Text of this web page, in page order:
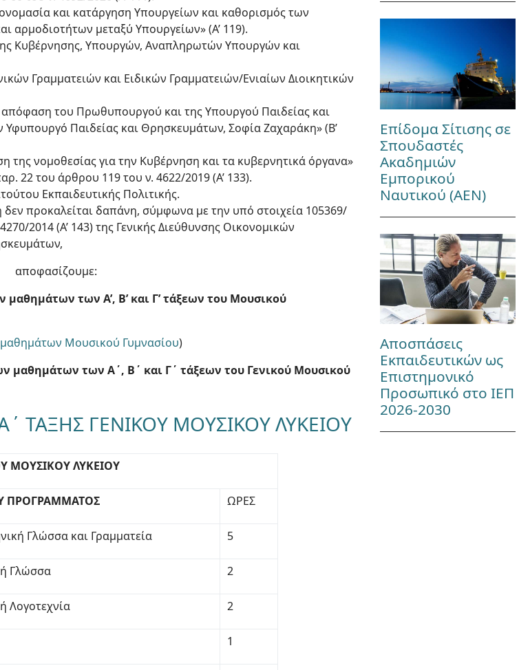
και κατάργηση Υπουργείων και καθορισμός των
μεταξύ Υπουργείων» (Α’ 119).
Κυβέρνησης, Υπουργών, Αναπληρωτών Υπουργών και
Γραμματειών και Ειδικών Γραμματειών/Ενιαίων Διοικητικών
απόφαση του Πρωθυπουργού και της Υπουργού Παιδείας και
Παιδείας και Θρησκευμάτων, Σοφία Ζαχαράκη» (Β’
νομοθεσίας για την Κυβέρνηση και τα κυβερνητικά όργανα»
22 του άρθρου 119 του ν. 4622/2019 (Α’ 133).
Εκπαιδευτικής Πολιτικής.
προκαλείται δαπάνη, σύμφωνα με την υπό στοιχεία 105369/
2014 (Α’ 143) της Γενικής Διεύθυνσης Οικονομικών
αποφασίζουμε:
των Α’, Β’ και Γ’ τάξεων του Μουσικού
Μουσικού Γυμνασίου)
μαθημάτων των Α΄, Β΄ και Γ΄ τάξεων του Γενικού Μουσικού
ΤΑΞΗΣ ΓΕΝΙΚΟΥ ΜΟΥΣΙΚΟΥ ΛΥΚΕΙΟΥ
ΜΟΥΣΙΚΟΥ ΛΥΚΕΙΟΥ
ΠΡΟΓΡΑΜΜΑΤΟΣ ΩΡΕΣ
Γλώσσα και Γραμματεία 5
Γλώσσα 2
Λογοτεχνία 2
1
Επίδομα Σίτισης σε
Σπουδαστές
Ακαδημιών
Εμπορικού
Ναυτικού (ΑΕΝ)
Αποσπάσεις
Εκπαιδευτικών ως
Επιστημονικό
Προσωπικό στο ΙΕΠ
2026-2030